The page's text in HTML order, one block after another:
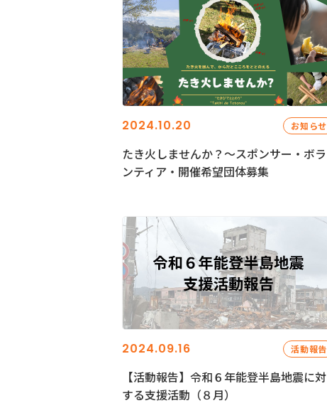
2024.10.20 お知らせ
たき火しませんか？～スポンサー・ボラ
ンティア・開催希望団体募集
2024.09.16 活動報告
【活動報告】令和６年能登半島地震に対
する支援活動（８月）